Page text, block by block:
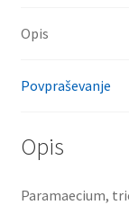
Opis
Povpraševanje
Opis
Paramaecium,